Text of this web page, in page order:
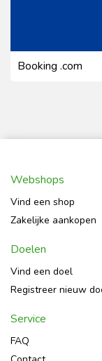
Booking .com
Webshops
Vind een shop
Zakelijke aankopen
Doelen
Vind een doel
Registreer nieuw
Service
FAQ